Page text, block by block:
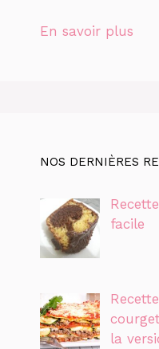
En savoir plus
NOS DERNIÈRES
facile
la